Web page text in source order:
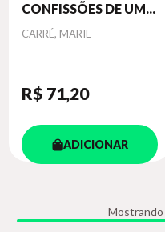
CONFISSÕES DE UM...
Autor
CARRÉ, MARIE
R$ 71,20
ADICIONAR
Mostrando